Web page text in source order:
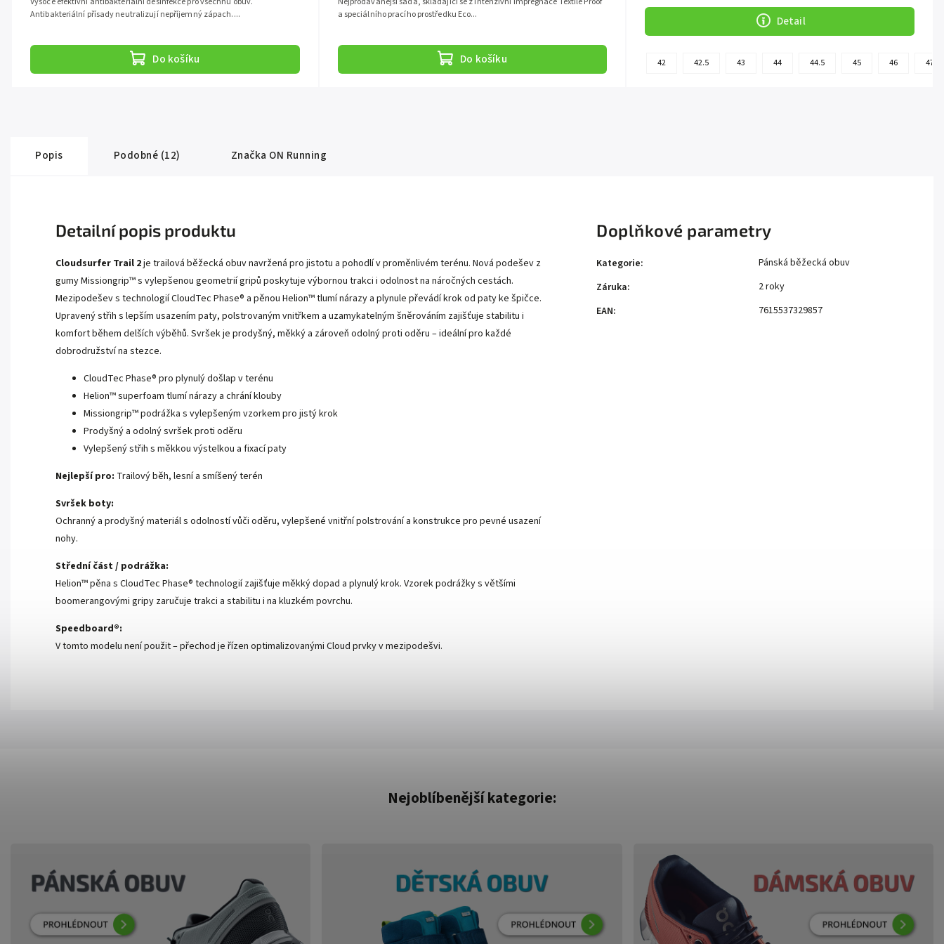
Do košíku
Antibakteriální přísady neutralizují nepříjemný zápach....
Do košíku
a speciálního pracího prostředku Eco...
Detail
42 42.5 43 44 44.5 45 46 47
Popis Podobné (12) Značka ON Running
Detailní popis produktu
Cloudsurfer Trail 2je trailová běžecká obuv navržená pro jistotu a pohodlí v proměnlivém terénu. Nová podešev z
gumy Missiongrip™ s vylepšenou geometrií gripů poskytuje výbornou trakci i odolnost na náročných cestách.
Mezipodešev s technologií CloudTec Phase® a pěnou Helion™ tlumí nárazy a plynule převádí krok od paty ke špičce.
Upravený střih s lepším usazením paty, polstrovaným vnitřkem a uzamykatelným šněrováním zajišťuje stabilitu i
komfort během delších výběhů. Svršek je prodyšný, měkký a zároveň odolný proti oděru – ideální pro každé
dobrodružství na stezce.
CloudTec Phase® pro plynulý došlap v terénu
Helion™ superfoam tlumí nárazy a chrání klouby
Missiongrip™ podrážka s vylepšeným vzorkem pro jistý krok
Prodyšný a odolný svršek proti oděru
Vylepšený střih s měkkou výstelkou a fixací paty
Nejlepší pro: Trailový běh, lesní a smíšený terén
Svršek boty:
Ochranný a prodyšný materiál s odolností vůči oděru, vylepšené vnitřní polstrování a konstrukce pro pevné usazení
nohy.
Střední část / podrážka:
Helion™ pěna s CloudTec Phase® technologií zajišťuje měkký dopad a plynulý krok. Vzorek podrážky s většími
boomerangovými gripy zaručuje trakci a stabilitu i na kluzkém povrchu.
Speedboard®:
V tomto modelu není použit – přechod je řízen optimalizovanými Cloud prvky v mezipodešvi.
Doplňkové parametry
Kategorie:
Pánská běžecká obuv
Záruka:
2 roky
EAN: 7615537329857
Nejoblíbenější kategorie: